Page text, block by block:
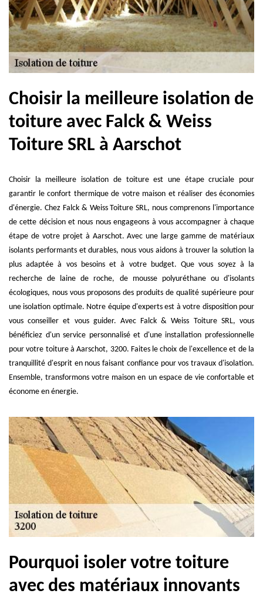
Choisir la meilleure isolation de
toiture avec Falck & Weiss
Toiture SRL à Aarschot
Choisir la meilleure isolation de toiture est une étape cruciale pour
garantir le confort thermique de votre maison et réaliser des économies
d'énergie. Chez Falck & Weiss Toiture SRL, nous comprenons l'importance
de cette décision et nous nous engageons à vous accompagner à chaque
étape de votre projet à Aarschot. Avec une large gamme de matériaux
isolants performants et durables, nous vous aidons à trouver la solution la
plus adaptée à vos besoins et à votre budget. Que vous soyez à la
recherche de laine de roche, de mousse polyuréthane ou d'isolants
écologiques, nous vous proposons des produits de qualité supérieure pour
une isolation optimale. Notre équipe d'experts est à votre disposition pour
vous conseiller et vous guider. Avec Falck & Weiss Toiture SRL, vous
bénéficiez d'un service personnalisé et d'une installation professionnelle
pour votre toiture à Aarschot, 3200. Faites le choix de l'excellence et de la
tranquillité d'esprit en nous faisant confiance pour vos travaux d'isolation.
Ensemble, transformons votre maison en un espace de vie confortable et
économe en énergie.
Pourquoi isoler votre toiture
avec des matériaux innovants